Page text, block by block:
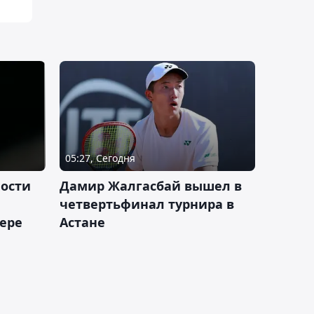
05:27, Сегодня
Дамир Жалгасбай вышел в
четвертьфинал турнира в
Астане